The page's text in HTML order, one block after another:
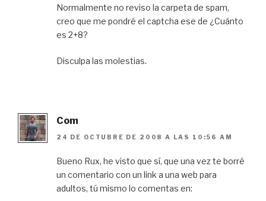
Normalmente no reviso la carpeta de spam,
creo que me pondré el captcha ese de ¿Cuánto
es 2+8?
Disculpa las molestias.
Com
24 DE OCTUBRE DE 2008 A LAS 10:56 AM
Bueno Rux, he visto que sí, que una vez te borré
un comentario con un link a una web para
adultos, tú mismo lo comentas en: